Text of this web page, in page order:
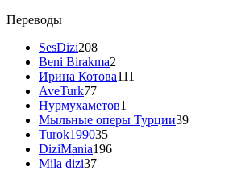
Переводы
SesDizi208
Beni Birakma2
Ирина Котова111
AveTurk77
Нурмухаметов1
Мыльные оперы Турции39
Turok199035
DiziMania196
Mila dizi37